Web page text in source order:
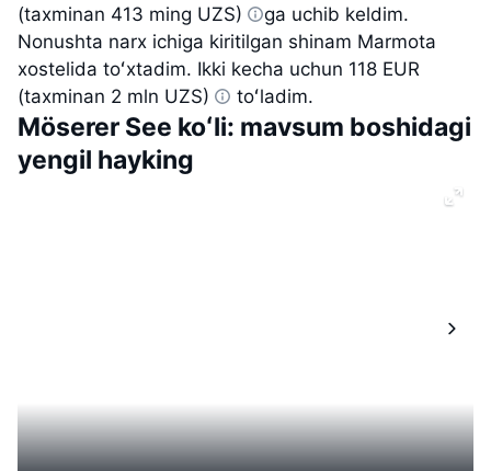
(taxminan 413 ming UZS)
ga uchib keldim.
Nonushta narx ichiga kiritilgan shinam Marmota
xostelida toʻxtadim. Ikki kecha uchun 118 EUR
(taxminan 2 mln UZS)
toʻladim.
Möserer See koʻli: mavsum boshidagi
yengil hayking